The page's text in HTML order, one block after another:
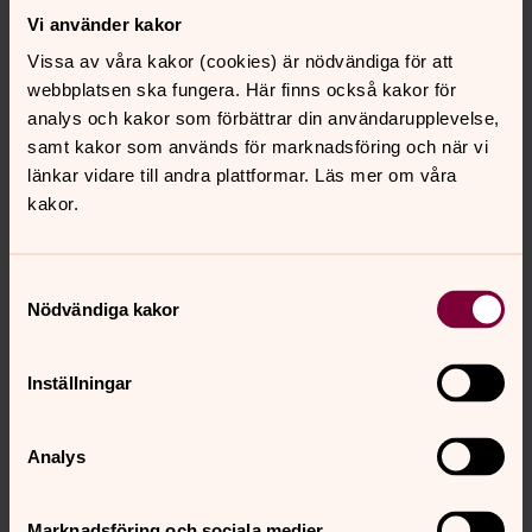
Vi använder kakor
Vissa av våra kakor (cookies) är nödvändiga för att
webbplatsen ska fungera. Här finns också kakor för
analys och kakor som förbättrar din användarupplevelse,
samt kakor som används för marknadsföring och när vi
länkar vidare till andra plattformar. Läs mer om våra
kakor.
Nödvändiga kakor
Inställningar
Analys
September
Sommarblommorna på skötselgravar tas bort om det
har varit frost.
Jämning och grässådd av gravkullar efter
jordbegravningar från föregående höst och vinter.
Oktober
Utskick av erbjudanden om förlängning av gravrätt.
November
Vattnet ute på kyrkogårdarna stängs av inför vintern.
behöva stängas av i förtid.